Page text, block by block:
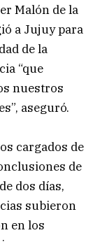
Malón de la
a Jujuy para
de la
“que
nuestros
aseguró.
cargados de
de
dos días,
subieron
en los